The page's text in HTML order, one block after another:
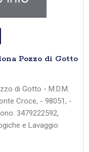
Pozzo di Gotto
di Gotto - M.D.M.
Croce, - 98051, -
3479222592,
e Lavaggio